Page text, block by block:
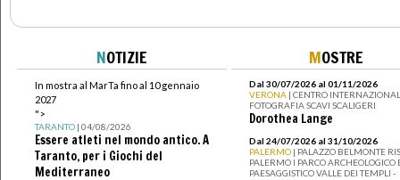
NOTIZIE
In mostra al MarTa fino al 10 gennaio
2027
">
TARANTO| 04/08/2026
Essere atleti nel mondo antico. A
Taranto, per i Giochi del
Mediterraneo
MOSTRE
Dal 30/07/2026 al 01/11/2026
VERONA | CENTRO
FOTOGRAFIA SCAVI SCALIGERI
Dorothea Lange
Dal 24/07/2026 al 31/10/2026
PALERMO | PALAZZO BELMONTE
PALERMO I PARCO ARCHEOLOGICO
PAESAGGISTICO VALLE DEI TEMPLI -